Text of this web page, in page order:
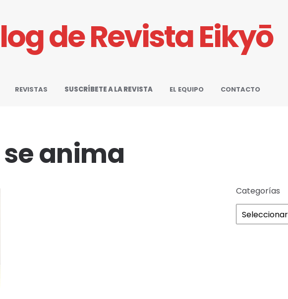
de Revista Eikyō
REVISTAS SUSCRÍBETE A LA REVISTA EL EQUIPO
CONTACTO
anima
Categorías